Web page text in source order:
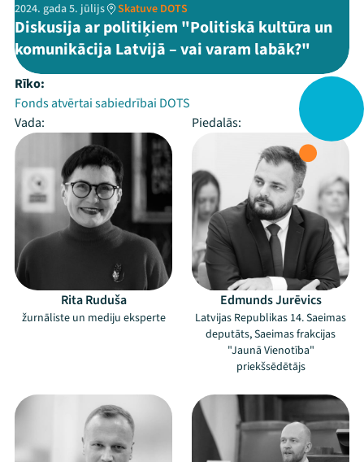
2024. gada 5. jūlijs Skatuve DOTS
Diskusija ar politiķiem "Politiskā kultūra un
komunikācija Latvijā – vai varam labāk?"
Rīko:
Fonds atvērtai sabiedrībai DOTS
Vada:
Piedalās:
Rita Ruduša
žurnāliste un mediju eksperte
Edmunds Jurēvics
Latvijas Republikas 14. Saeimas
deputāts, Saeimas frakcijas
"Jaunā Vienotība"
priekšsēdētājs